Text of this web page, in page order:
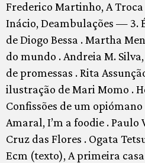
Frederico Martinho, A
Inácio, Deambulações — 3.
de Diogo Bessa . Martha
do mundo . Andreia M.
de promessas . Rita
ilustração de Mari Momo .
Confissões de um opiómano
Amaral, I’m a foodie . Paulo
Cruz das Flores . Ogata
Ecm (texto), A primeira